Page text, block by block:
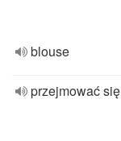
blouse
przejmować się